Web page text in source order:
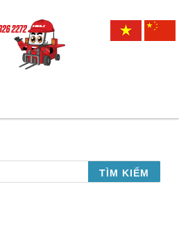
TÌM KIẾM